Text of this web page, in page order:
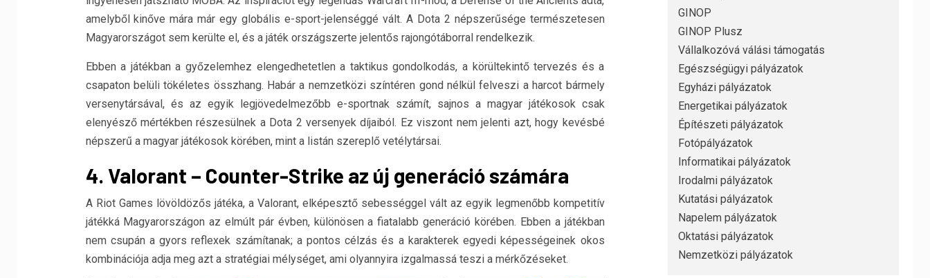
amelyből kinőve mára már egy globális e-sport-jelenséggé vált. A Dota 2 népszerűsége természetesen
Magyarországot sem kerülte el, és a játék országszerte jelentős rajongótáborral rendelkezik.
Ebben a játékban a győzelemhez elengedhetetlen a taktikus gondolkodás, a körültekintő tervezés és a
csapaton belüli tökéletes összhang. Habár a nemzetközi színtéren gond nélkül felveszi a harcot bármely
versenytársával, és az egyik legjövedelmezőbb e-sportnak számít, sajnos a magyar játékosok csak
elenyésző mértékben részesülnek a Dota 2 versenyek díjaiból. Ez viszont nem jelenti azt, hogy kevésbé
népszerű a magyar játékosok körében, mint a listán szereplő vetélytársai.
4. Valorant – Counter-Strike az új generáció számára
A Riot Games lövöldözős játéka, a Valorant, elképesztő sebességgel vált az egyik legmenőbb kompetitív
játékká Magyarországon az elmúlt pár évben, különösen a fiatalabb generáció körében. Ebben a játékban
nem csupán a gyors reflexek számítanak; a pontos célzás és a karakterek egyedi képességeinek okos
kombinációja adja meg azt a stratégiai mélységet, ami olyannyira izgalmassá teszi a mérkőzéseket.
GINOP
GINOP Plusz
Vállalkozóvá válási támogatás
Egészségügyi pályázatok
Egyházi pályázatok
Energetikai pályázatok
Építészeti pályázatok
Fotópályázatok
Informatikai pályázatok
Irodalmi pályázatok
Kutatási pályázatok
Napelem pályázatok
Oktatási pályázatok
Nemzetközi pályázatok